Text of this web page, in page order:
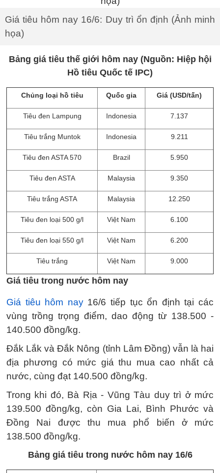
Giá tiêu hôm nay 16/6: Duy trì ổn định (Ảnh minh
họa)
Bảng giá tiêu thế giới hôm nay (Nguồn: Hiệp hội
Hồ tiêu Quốc tế IPC)
Chủng loại hồ tiêu Quốc gia Giá (USD/tấn)
Tiêu đen Lampung Indonesia 7.137
Tiêu trắng Muntok Indonesia 9.211
Tiêu đen ASTA 570 Brazil 5.950
Tiêu đen ASTA Malaysia 9.350
Tiêu trắng ASTA Malaysia 12.250
Tiêu đen loại 500 g/l Việt Nam 6.100
Tiêu đen loại 550 g/l Việt Nam 6.200
Tiêu trắng Việt Nam 9.000
Giá tiêu trong nước hôm nay
Giá tiêu hôm nay16/6 tiếp tục ổn định tại các
vùng trồng trọng điểm, dao động từ 138.500 -
140.500 đồng/kg.
Đắk Lắk và Đắk Nông (tỉnh Lâm Đồng) vẫn là hai
địa phương có mức giá thu mua cao nhất cả
nước, cùng đạt 140.500 đồng/kg.
Trong khi đó, Bà Rịa - Vũng Tàu duy trì ở mức
139.500 đồng/kg, còn Gia Lai, Bình Phước và
Đồng Nai được thu mua phổ biến ở mức
138.500 đồng/kg.
Bảng giá tiêu trong nước hôm nay 16/6